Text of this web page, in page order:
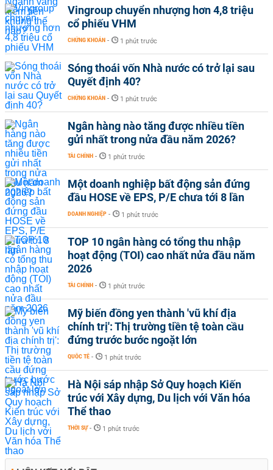
Vingroup chuyển nhượng hơn 4,8 triệu
cổ phiếu VHM
CHỨNG KHOÁN - 1 phút trước
Sóng thoái vốn Nhà nước có trở lại sau
Quyết định 40?
CHỨNG KHOÁN - 1 phút trước
Ngân hàng nào tăng được nhiều tiền
gửi nhất trong nửa đầu năm 2026?
TÀI CHÍNH - 1 phút trước
Một doanh nghiệp bất động sản đứng
đầu HOSE về EPS, P/E chưa tới 8 lần
DOANH NGHIỆP - 1 phút trước
TOP 10 ngân hàng có tổng thu nhập
hoạt động (TOI) cao nhất nửa đầu năm
2026
TÀI CHÍNH - 1 phút trước
Mỹ biến đồng yen thành 'vũ khí địa
chính trị': Thị trường tiền tệ toàn cầu
đứng trước bước ngoặt lớn
QUỐC TẾ - 1 phút trước
Hà Nội sáp nhập Sở Quy hoạch Kiến
trúc với Xây dựng, Du lịch với Văn hóa
Thể thao
THỜI SỰ - 1 phút trước